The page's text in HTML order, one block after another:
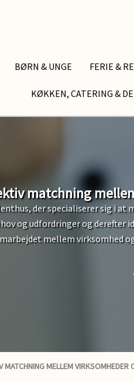
BØRN & UNGE FERIE &
KØKKEN, CATERING &
matchning
der specialiserer sig i
og udfordringer og derefter
mellem virksomhed
MATCHNING MELLEM